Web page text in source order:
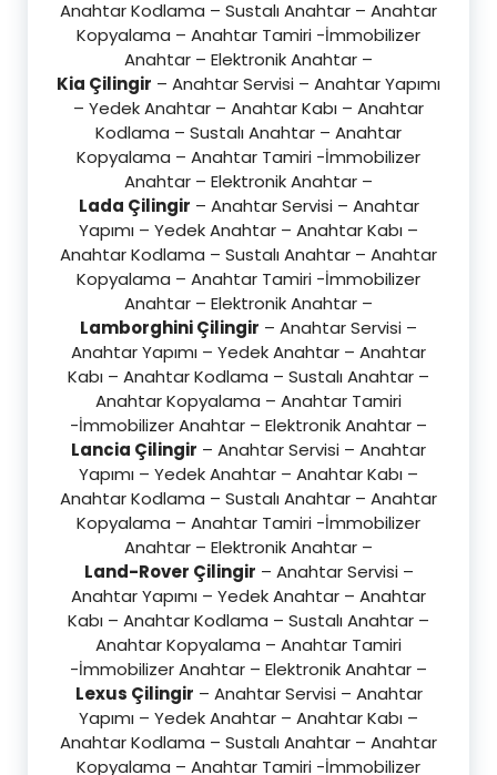
Anahtar Kodlama – Sustalı Anahtar – Anahtar
Kopyalama – Anahtar Tamiri -İmmobilizer
Anahtar – Elektronik Anahtar –
Kia Çilingir – Anahtar Servisi – Anahtar Yapımı
– Yedek Anahtar – Anahtar Kabı – Anahtar
Kodlama – Sustalı Anahtar – Anahtar
Kopyalama – Anahtar Tamiri -İmmobilizer
Anahtar – Elektronik Anahtar –
Lada Çilingir – Anahtar Servisi – Anahtar
Yapımı – Yedek Anahtar – Anahtar Kabı –
Anahtar Kodlama – Sustalı Anahtar – Anahtar
Kopyalama – Anahtar Tamiri -İmmobilizer
Anahtar – Elektronik Anahtar –
Lamborghini Çilingir – Anahtar Servisi –
Anahtar Yapımı – Yedek Anahtar – Anahtar
Kabı – Anahtar Kodlama – Sustalı Anahtar –
Anahtar Kopyalama – Anahtar Tamiri
-İmmobilizer Anahtar – Elektronik Anahtar –
Lancia Çilingir – Anahtar Servisi – Anahtar
Yapımı – Yedek Anahtar – Anahtar Kabı –
Anahtar Kodlama – Sustalı Anahtar – Anahtar
Kopyalama – Anahtar Tamiri -İmmobilizer
Anahtar – Elektronik Anahtar –
Land-Rover Çilingir – Anahtar Servisi –
Anahtar Yapımı – Yedek Anahtar – Anahtar
Kabı – Anahtar Kodlama – Sustalı Anahtar –
Anahtar Kopyalama – Anahtar Tamiri
-İmmobilizer Anahtar – Elektronik Anahtar –
Lexus Çilingir – Anahtar Servisi – Anahtar
Yapımı – Yedek Anahtar – Anahtar Kabı –
Anahtar Kodlama – Sustalı Anahtar – Anahtar
Kopyalama – Anahtar Tamiri -İmmobilizer